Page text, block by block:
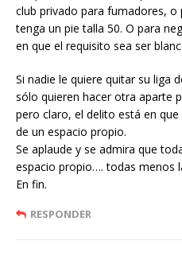
club privado para fumadores,
tenga un pie talla 50. O para
en que el requisito sea ser
Si nadie le quiere quitar su liga
sólo quieren hacer otra aparte
pero claro, el delito está en
de un espacio propio.
Se aplaude y se admira que
espacio propio…. todas menos
En fin.
RESPONDER